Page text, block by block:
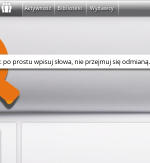
Aktywność Biblioteki Wydawcy
Wyszukaj w serwisie